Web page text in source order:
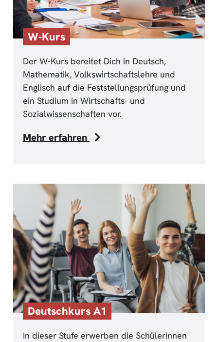
W-Kurs
Der W-Kurs bereitet Dich in Deutsch,
Mathematik, Volkswirtschaftslehre und
Englisch auf die Feststellungsprüfung und
ein Studium in Wirtschafts- und
Sozialwissenschaften vor.
Mehr erfahren
Deutschkurs A1
In dieser Stufe erwerben die Schülerinnen